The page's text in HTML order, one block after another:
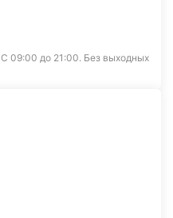
С 09:00 до 21:00. Без выходных